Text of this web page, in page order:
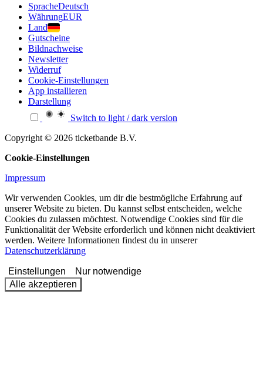
SpracheDeutsch
WährungEUR
Land
Gutscheine
Bildnachweise
Newsletter
Widerruf
Cookie-Einstellungen
App installieren
Darstellung
Switch to light / dark version
Copyright © 2026 ticketbande B.V.
Cookie-Einstellungen
Impressum
Wir verwenden Cookies, um dir die bestmögliche Erfahrung auf
unserer Website zu bieten. Du kannst selbst entscheiden, welche
Cookies du zulassen möchtest. Notwendige Cookies sind für die
Funktionalität der Website erforderlich und können nicht deaktiviert
werden. Weitere Informationen findest du in unserer
Datenschutzerklärung
Einstellungen
Nur notwendige
Alle akzeptieren